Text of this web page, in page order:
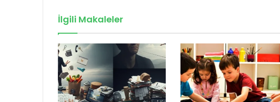
İlgili Makaleler